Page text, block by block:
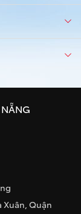
Xuân, Quận